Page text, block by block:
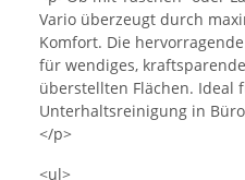
Vario überzeugt durch
Komfort. Die
für wendiges,
überstellten Flächen. Ideal
Unterhaltsreinigung in
</p>
<ul>